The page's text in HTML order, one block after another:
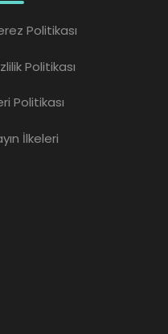
Politikası
Politikası
Politikası
İlkeleri